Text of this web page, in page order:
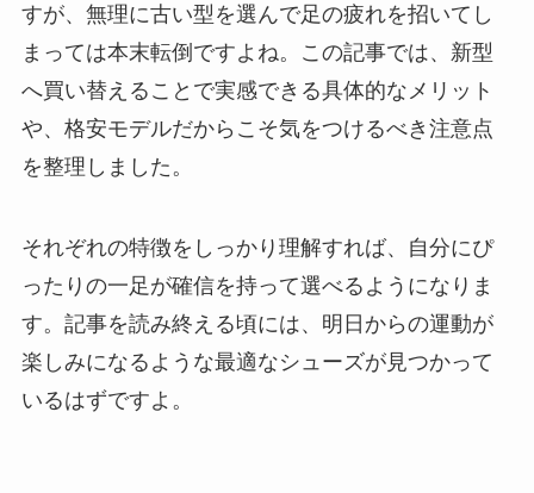
すが、無理に古い型を選んで足の疲れを招いてし
まっては本末転倒ですよね。この記事では、新型
へ買い替えることで実感できる具体的なメリット
や、格安モデルだからこそ気をつけるべき注意点
を整理しました。
それぞれの特徴をしっかり理解すれば、自分にぴ
ったりの一足が確信を持って選べるようになりま
す。記事を読み終える頃には、明日からの運動が
楽しみになるような最適なシューズが見つかって
いるはずですよ。